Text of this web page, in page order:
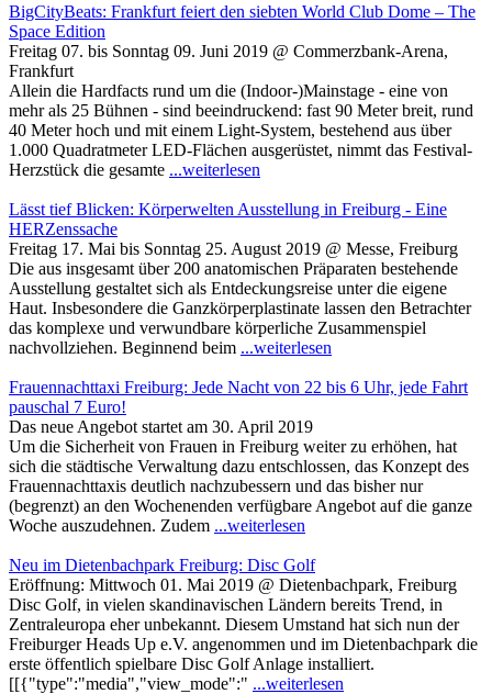
BigCityBeats: Frankfurt feiert den siebten World Club Dome – The
Space Edition
Freitag 07. bis Sonntag 09. Juni 2019 @ Commerzbank-Arena,
Frankfurt
Allein die Hardfacts rund um die (Indoor-)Mainstage - eine von
mehr als 25 Bühnen - sind beeindruckend: fast 90 Meter breit, rund
40 Meter hoch und mit einem Light-System, bestehend aus über
1.000 Quadratmeter LED-Flächen ausgerüstet, nimmt das Festival-
Herzstück die gesamte ...weiterlesen
Lässt tief Blicken: Körperwelten Ausstellung in Freiburg - Eine
HERZenssache
Freitag 17. Mai bis Sonntag 25. August 2019 @ Messe, Freiburg
Die aus insgesamt über 200 anatomischen Präparaten bestehende
Ausstellung gestaltet sich als Entdeckungsreise unter die eigene
Haut. Insbesondere die Ganzkörperplastinate lassen den Betrachter
das komplexe und verwundbare körperliche Zusammenspiel
nachvollziehen. Beginnend beim ...weiterlesen
Frauennachttaxi Freiburg: Jede Nacht von 22 bis 6 Uhr, jede Fahrt
pauschal 7 Euro!
Das neue Angebot startet am 30. April 2019
Um die Sicherheit von Frauen in Freiburg weiter zu erhöhen, hat
sich die städtische Verwaltung dazu entschlossen, das Konzept des
Frauennachttaxis deutlich nachzubessern und das bisher nur
(begrenzt) an den Wochenenden verfügbare Angebot auf die ganze
Woche auszudehnen. Zudem ...weiterlesen
Neu im Dietenbachpark Freiburg: Disc Golf
Eröffnung: Mittwoch 01. Mai 2019 @ Dietenbachpark, Freiburg
Disc Golf, in vielen skandinavischen Ländern bereits Trend, in
Zentraleuropa eher unbekannt. Diesem Umstand hat sich nun der
Freiburger Heads Up e.V. angenommen und im Dietenbachpark die
erste öffentlich spielbare Disc Golf Anlage installiert.
[[{"type":"media","view_mode":" ...weiterlesen